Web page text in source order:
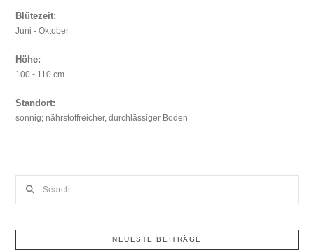
Blütezeit:
Juni - Oktober
Höhe:
100 - 110 cm
Standort:
sonnig; nährstoffreicher, durchlässiger Boden
NEUESTE BEITRÄGE